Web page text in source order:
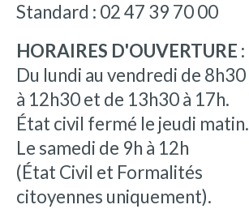
Standard : 02 47 39 70 00
HORAIRES D'OUVERTURE :
Du lundi au vendredi de 8h30
à 12h30 et de 13h30 à 17h.
État civil fermé le jeudi matin.
Le samedi de 9h à 12h
(État Civil et Formalités
citoyennes uniquement).